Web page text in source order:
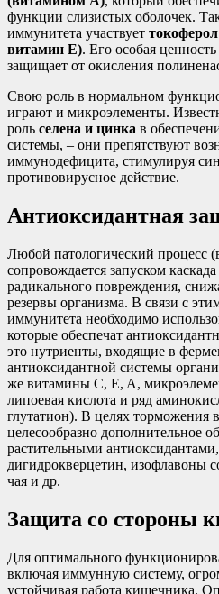
функции слизистых оболочек.
иммунитета участвует
витамин Е). Его особая
защищает от окисления
Свою роль в нормальном
играют и микроэлементы.
роль селена и цинка в
системы, – они препятствуют
иммунодефицита, стимулируя
противовирусное действие.
Антиоксидантная
Любой патологический процесс
сопровождается запуском
радикального повреждения,
резервы организма. В связи с
иммунитета необходимо
которые обеспечат
это нутриенты, входящие в
антиоксидантной системы
же витамины С, E, A,
липоевая кислота и ряд
глутатион). В целях торможения
целесообразно
растительными
дигидрокверцетин, изофлавоны
чая и др.
Защита со стороны
Для оптимального
включая иммунную систему,
устойчивая работа кишечника.